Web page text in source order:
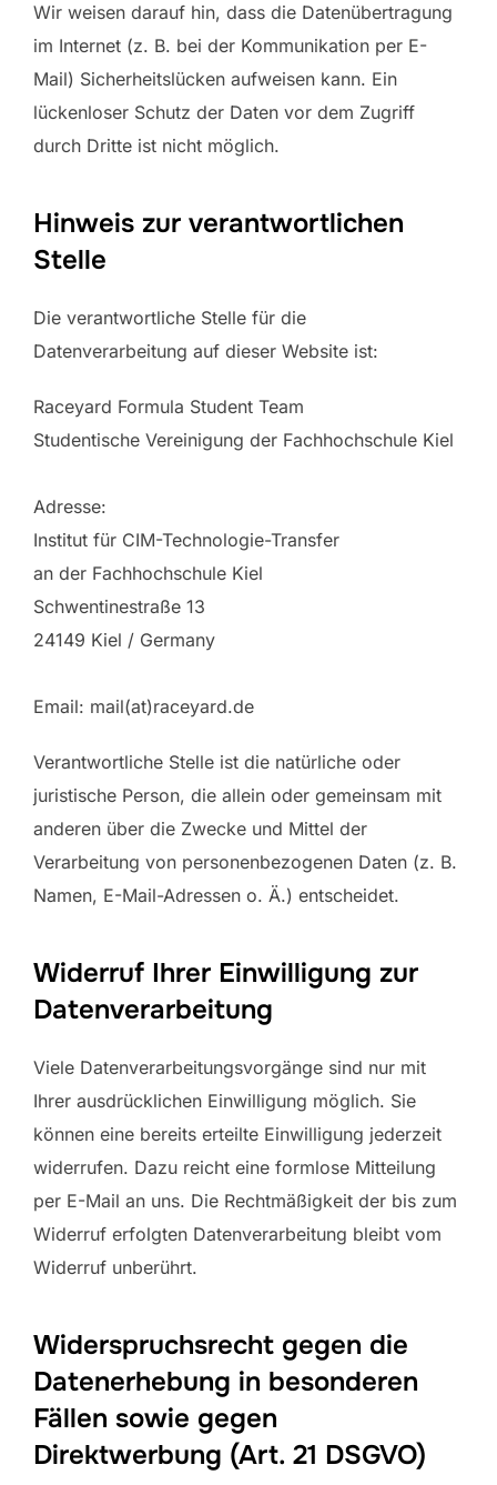
Wir weisen darauf hin, dass die Datenübertragung
im Internet (z. B. bei der Kommunikation per E-
Mail) Sicherheitslücken aufweisen kann. Ein
lückenloser Schutz der Daten vor dem Zugriff
durch Dritte ist nicht möglich.
Hinweis zur verantwortlichen
Stelle
Die verantwortliche Stelle für die
Datenverarbeitung auf dieser Website ist:
Raceyard Formula Student Team
Studentische Vereinigung der Fachhochschule Kiel
Adresse:
Institut für CIM-Technologie-Transfer
an der Fachhochschule Kiel
Schwentinestraße 13
24149 Kiel / Germany
Email: mail(at)raceyard.de
Verantwortliche Stelle ist die natürliche oder
juristische Person, die allein oder gemeinsam mit
anderen über die Zwecke und Mittel der
Verarbeitung von personenbezogenen Daten (z. B.
Namen, E-Mail-Adressen o. Ä.) entscheidet.
Widerruf Ihrer Einwilligung zur
Datenverarbeitung
Viele Datenverarbeitungsvorgänge sind nur mit
Ihrer ausdrücklichen Einwilligung möglich. Sie
können eine bereits erteilte Einwilligung jederzeit
widerrufen. Dazu reicht eine formlose Mitteilung
per E-Mail an uns. Die Rechtmäßigkeit der bis zum
Widerruf erfolgten Datenverarbeitung bleibt vom
Widerruf unberührt.
Widerspruchsrecht gegen die
Datenerhebung in besonderen
Fällen sowie gegen
Direktwerbung (Art. 21 DSGVO)